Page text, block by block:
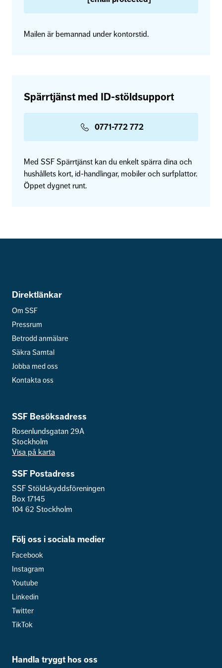
Mailen är bemannad under kontorstid.
Spärrtjänst med ID-stöldsupport
0771-772 772
Med SSF Spärrtjänst kan du enkelt spärra dina och
hushållets kort, id-handlingar, mobiler och surfplattor.
Öppet dygnet runt.
Direktlänkar
Om SSF
Pressrum
Betrodd anmälare
Säkra Samtal
Jobba med oss
Kontakta oss
SSF Besöksadress
Rosenlundsgatan 29A
Stockholm
Visa på karta
SSF Postadress
SSF Stöldskyddsföreningen
Box 17145
104 62 Stockholm
Följ oss i sociala medier
Facebook
Instagram
Youtube
Linkedin
Twitter
TikTok
Handla tryggt hos oss